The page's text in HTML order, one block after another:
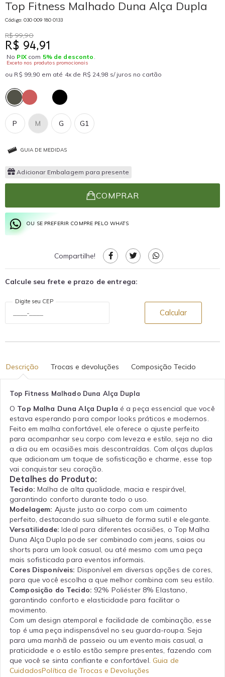
Top Fitness Malhado Duna Alça Dupla
Código: 030 009 180 0133
R$ 99,90
R$ 94,91
No PIXcom 5% de desconto .
Exceto nos produtos promocionais
ou R$ 99,90 em até 4x de R$ 24,98 s/ juros no cartão
P G1
M G
GUIA DE MEDIDAS
Adicionar Embalagem para presente
COMPRAR
OU SE PREFERIR COMPRE PELO WHATS
Compartilhe!
Calcule seu frete e prazo de entrega:
Digite seu CEP
Calcular
Descrição Trocas e devoluções Composição Tecido
Top Fitness Malhado Duna Alça Dupla
O Top Malha Duna Alça Dupla é a peça essencial que você
estava esperando para compor looks práticos e modernos.
Feito em malha confortável, ele oferece o ajuste perfeito
para acompanhar seu corpo com leveza e estilo, seja no dia
a dia ou em ocasiões mais descontraídas. Com alças duplas
que adicionam um toque de sofisticação e charme, esse top
vai conquistar seu coração.
Detalhes do Produto:
Tecido: Malha de alta qualidade, macia e respirável,
garantindo conforto durante todo o uso.
Modelagem: Ajuste justo ao corpo com um caimento
perfeito, destacando sua silhueta de forma sutil e elegante.
Versatilidade: Ideal para diferentes ocasiões, o Top Malha
Duna Alça Dupla pode ser combinado com jeans, saias ou
shorts para um look casual, ou até mesmo com uma peça
mais sofisticada para eventos informais.
Cores Disponíveis: Disponível em diversas opções de cores,
para que você escolha a que melhor combina com seu estilo.
Composição do Tecido: 92% Poliéster 8% Elastano
garantindo conforto e elasticidade para facilitar o
movimento.
Com um design atemporal e facilidade de combinação, esse
top é uma peça indispensável no seu guarda-roupa. Seja
para uma manhã de passeio ou um evento mais casual, a
praticidade e o estilo estão sempre presentes, fazendo com
que você se sinta confiante e confortável.Guia de
CuidadosPolítica de Trocas e Devoluções